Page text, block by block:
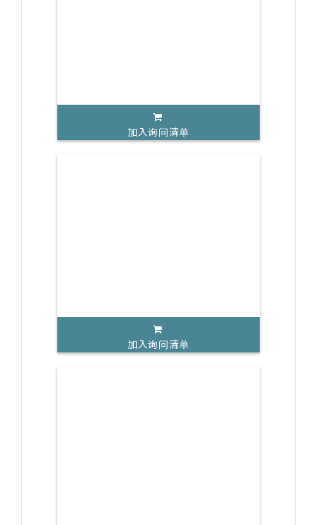
加入询问清单
加入询问清单